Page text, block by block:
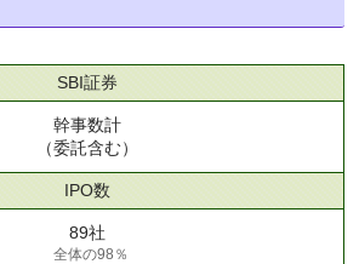
SBI証券
幹事数計
（委託含む）
IPO数
89社
全体の98％